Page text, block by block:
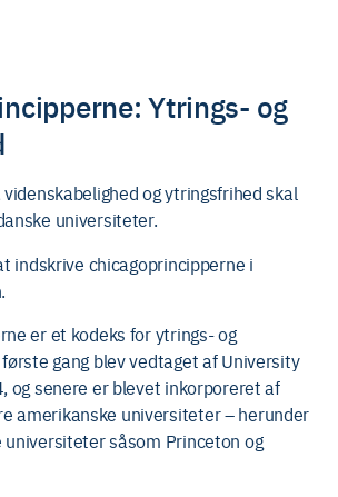
Ytrings- og
og ytringsfrihed skal
universiteter.
indskrive chicagoprincipperne i
er et kodeks for ytrings- og
gang blev vedtaget af University
og senere er blevet inkorporeret af
amerikanske universiteter – herunder
såsom Princeton og